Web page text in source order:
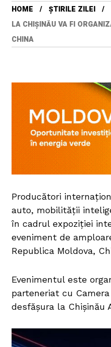
HOME
ȘTIRILE ZILEI
LA CHIȘINĂU VA FI
CHINA
Producători
auto, mobilității
în cadrul expoziției
eveniment de
Republica Moldova,
Evenimentul este
parteneriat cu
desfășura la Chișinău